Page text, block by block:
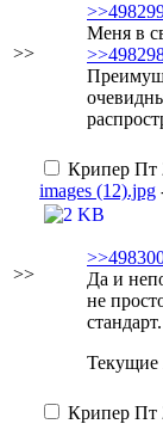
>>
Меня в
>>
Крипер Пт
images (12).jpg
Да и
не
стандарт.
Текущие
Крипер Пт